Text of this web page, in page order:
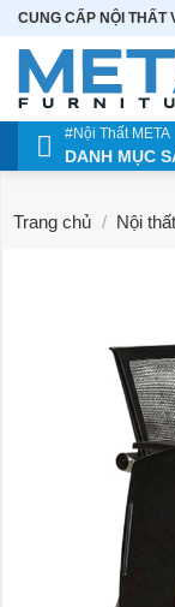
Bỏ
qua
dung
CUNG CẤP NỘI THẤT
#Nội Thất META
DANH MỤC
Trang chủ / Nội